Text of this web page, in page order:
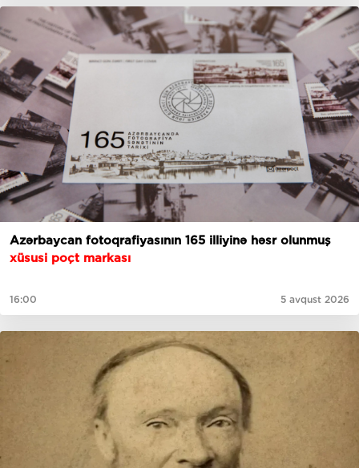
Azərbaycan fotoqrafiyasının 165 illiyinə həsr olunmuş
xüsusi poçt markası
16:00 5 avqust 2026